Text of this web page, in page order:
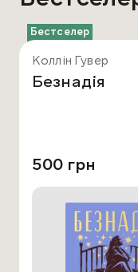
Бестселер
Коллін Гувер
Безнадія
500 грн